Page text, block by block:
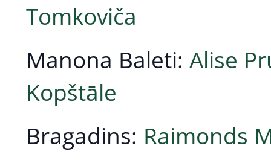
Tomkoviča
Manona Baleti: Alise
Kopštāle
Bragadins: Raimonds